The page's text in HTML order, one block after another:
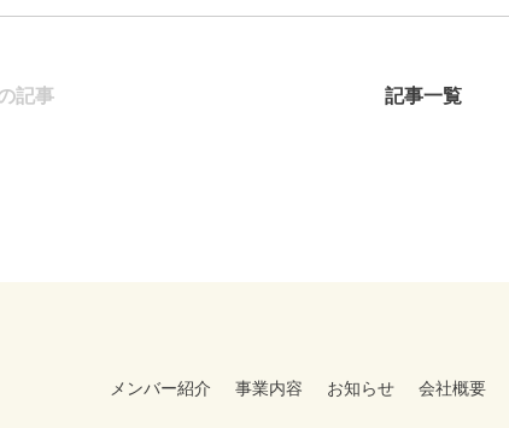
記事 記事一覧
メンバー紹介 事業内容 お知らせ 会社概要